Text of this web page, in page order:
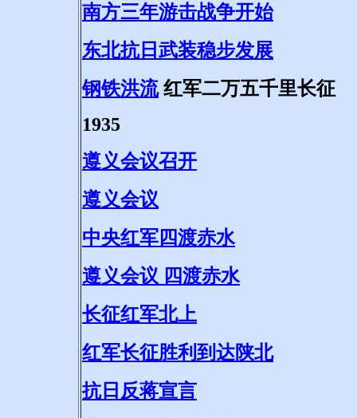
南方三年游击战争开始
东北抗日武装稳步发展
钢铁洪流红军二万五千里长征
1935
遵义会议召开
遵义会议
中央红军四渡赤水
遵义会议 四渡赤水
长征红军北上
红军长征胜利到达陕北
抗日反蒋宣言